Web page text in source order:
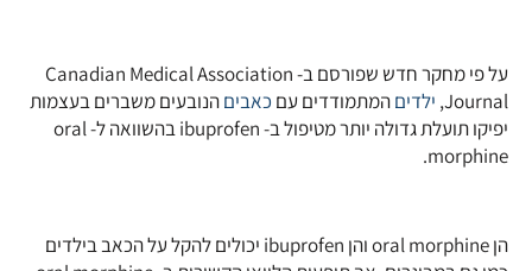
על פי מחקר חדש שפורסם ב- Canadian Medical Association
Journal, ילדיםהמתמודדים עם כאביםהנובעים משברים בעצמות
יפיקו תועלת גדולה יותר מטיפול ב- ibuprofen בהשוואה ל- oral
morphine.
הן oral morphine והן ibuprofen יכולים להקל על הכאב בילדים